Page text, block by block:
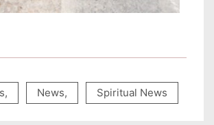
, News, Spiritual News